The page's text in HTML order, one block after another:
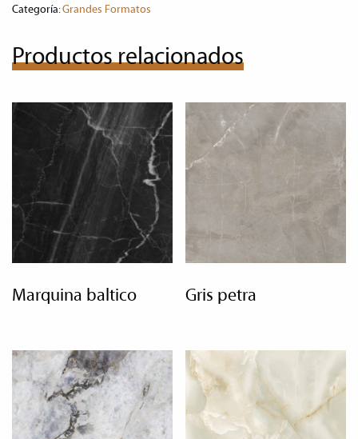
Categoría:Grandes Formatos
Productos relacionados
marquina baltico gris petra